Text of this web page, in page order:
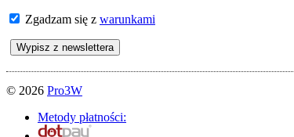
Zgadzam się z warunkami
© 2026 Pro3W
Metody płatności: